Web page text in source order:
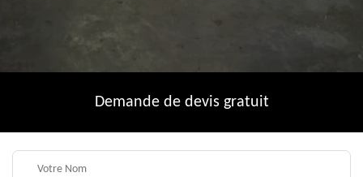
Demande de devis gratuit